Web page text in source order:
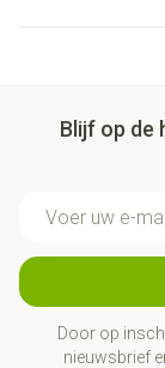
Blijf op de
Door op
nieuwsbrief